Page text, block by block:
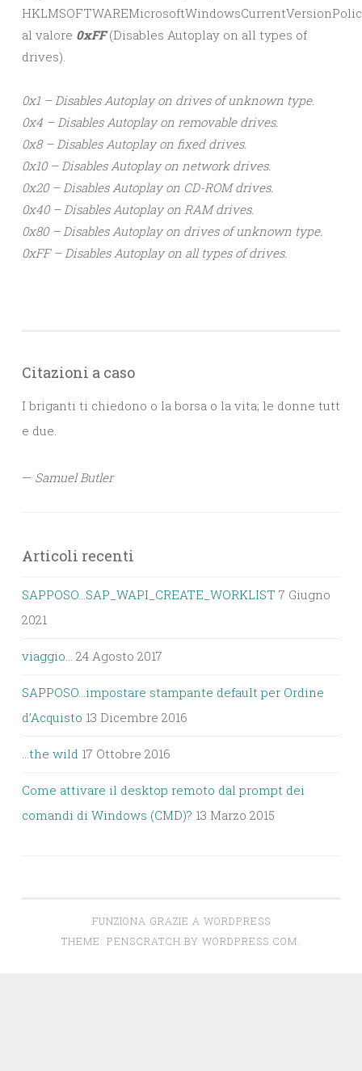
al valore 0xFF(Disables Autoplay on all types of
drives).
0x1 – Disables Autoplay on drives of unknown type.
0x4 – Disables Autoplay on removable drives.
0x8 – Disables Autoplay on fixed drives.
0x10 – Disables Autoplay on network drives.
0x20 – Disables Autoplay on CD-ROM drives.
0x40 – Disables Autoplay on RAM drives.
0x80 – Disables Autoplay on drives of unknown type.
0xFF – Disables Autoplay on all types of drives.
Citazioni a caso
I briganti ti chiedono o la borsa o la vita; le donne tutt
e due.
— Samuel Butler
Articoli recenti
SAPPOSO…SAP_WAPI_CREATE_WORKLIST 7 Giugno
2021
viaggio… 24 Agosto 2017
SAPPOSO…impostare stampante default per Ordine
d’Acquisto 13 Dicembre 2016
…the wild 17 Ottobre 2016
Come attivare il desktop remoto dal prompt dei
comandi di Windows (CMD)? 13 Marzo 2015
FUNZIONA GRAZIE A WORDPRESS
THEME: PENSCRATCH BY WORDPRESS.COM